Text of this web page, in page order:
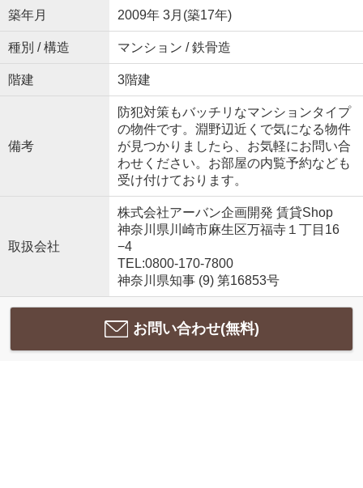
築年月 2009年 3月(築17年)
種別 / 構造 マンション / 鉄骨造
階建 3階建
備考
防犯対策もバッチリなマンションタイプ
の物件です。淵野辺近くで気になる物件
が見つかりましたら、お気軽にお問い合
わせください。お部屋の内覧予約なども
受け付けております。
取扱会社
株式会社アーバン企画開発 賃貸Shop
神奈川県川崎市麻生区万福寺１丁目16
−4
TEL:0800-170-7800
神奈川県知事 (9) 第16853号
お問い合わせ(無料)